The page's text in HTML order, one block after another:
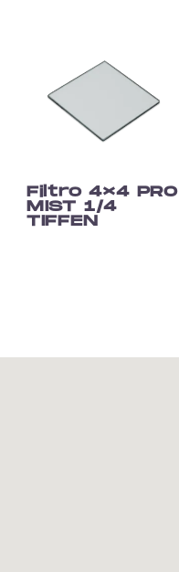
Filtro 4×4 PRO
MIST 1/4
TIFFEN